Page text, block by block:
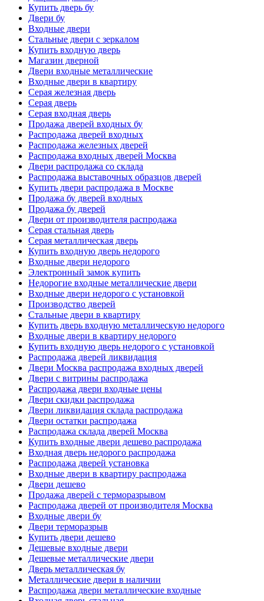
Купить дверь бу
Двери бу
Входные двери
Стальные двери с зеркалом
Купить входную дверь
Магазин дверной
Двери входные металлические
Входные двери в квартиру
Серая железная дверь
Серая дверь
Серая входная дверь
Продажа дверей входных бу
Распродажа дверей входных
Распродажа железных дверей
Распродажа входных дверей Москва
Двери распродажа со склада
Распродажа выставочных образцов дверей
Купить двери распродажа в Москве
Продажа бу дверей входных
Продажа бу дверей
Двери от производителя распродажа
Серая стальная дверь
Серая металлическая дверь
Купить входную дверь недорого
Входные двери недорого
Электронный замок купить
Недорогие входные металлические двери
Входные двери недорого с установкой
Производство дверей
Стальные двери в квартиру
Купить дверь входную металлическую недорого
Входные двери в квартиру недорого
Купить входную дверь недорого с установкой
Распродажа дверей ликвидация
Двери Москва распродажа входных дверей
Двери с витрины распродажа
Распродажа двери входные цены
Двери скидки распродажа
Двери ликвидация склада распродажа
Двери остатки распродажа
Распродажа склада дверей Москва
Купить входные двери дешево распродажа
Входная дверь недорого распродажа
Распродажа дверей установка
Входные двери в квартиру распродажа
Двери дешево
Продажа дверей с терморазрывом
Распродажа дверей от производителя Москва
Входные двери бу
Двери терморазрыв
Купить двери дешево
Дешевые входные двери
Дешевые металлические двери
Дверь металлическая бу
Металлические двери в наличии
Распродажа двери металлические входные